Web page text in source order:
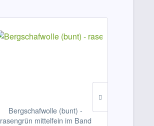
Bergschafwolle (bunt) -
rasengrün mittelfein im Band